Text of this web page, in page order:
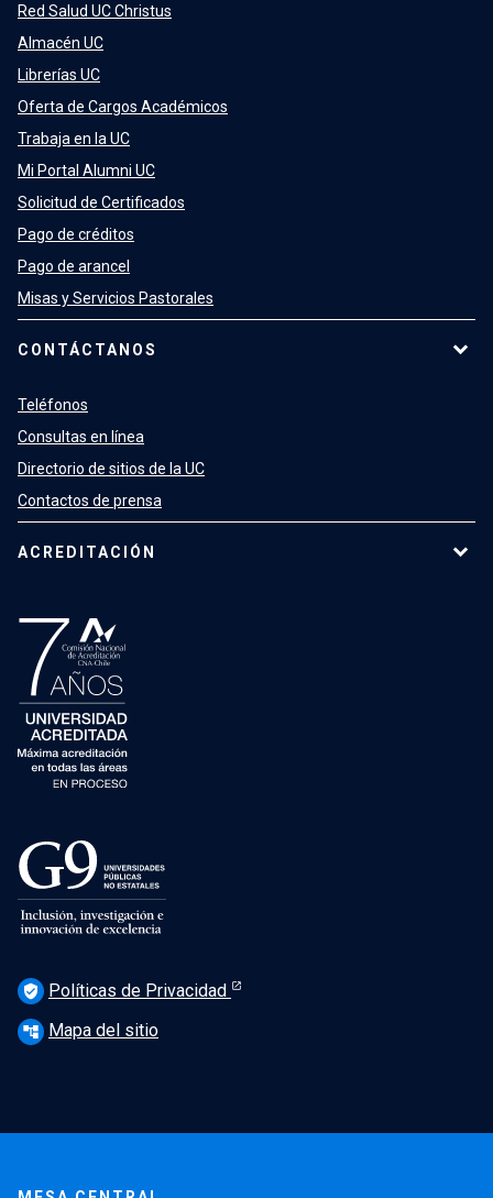
Red Salud UC Christus
Almacén UC
Librerías UC
Oferta de Cargos Académicos
Trabaja en la UC
Mi Portal Alumni UC
Solicitud de Certificados
Pago de créditos
Pago de arancel
Misas y Servicios Pastorales
CONTÁCTANOS
Teléfonos
Consultas en línea
Directorio de sitios de la UC
Contactos de prensa
ACREDITACIÓN
verified_user Políticas de Privacidad
account_tree Mapa del sitio